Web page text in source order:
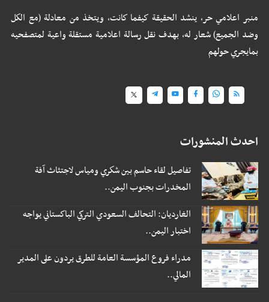
منبر اعلامي حر، ينشد الحقيقة كيفما كانت، ويتخذ من معادلة (مع الكل
وضد الجميع) شعار له، بهدف نقل رسالة اعلامية مستقلة واعية لمتصفحيه
بمايجري حولهم
احدث المنشورات
تفاصيل لقاء حاسم بين شكري ومياس لاجتثاث آفة
المخدرات بجنوب اليمن..
الغارديان: التحالف السعودي التركي الباكستاني يواجه
اختبار اليمن..
مدراء فروع المؤسسة العامة للطرق يردون على المدير
المالي..